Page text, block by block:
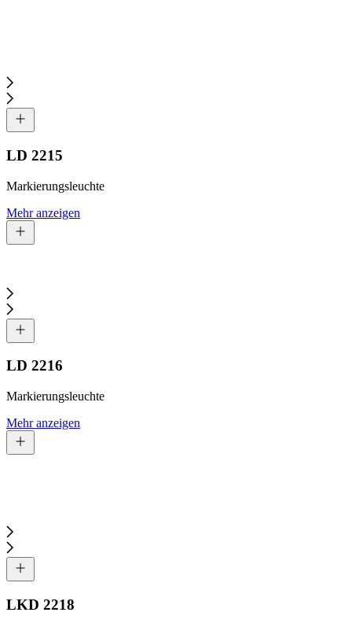
LD 2215
Markierungsleuchte
Mehr anzeigen
LD 2216
Markierungsleuchte
Mehr anzeigen
LKD 2218